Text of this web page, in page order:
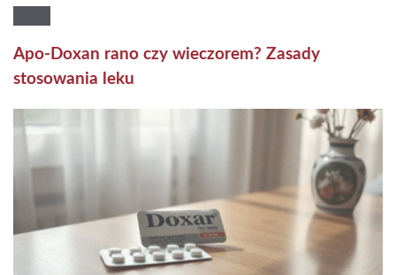
Apo-Doxan rano czy wieczorem? Zasady
stosowania leku